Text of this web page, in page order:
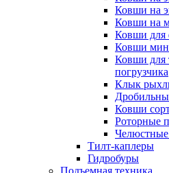
Ковши на
Ковши на
Ковши для
Ковши
Ковши для
погрузчика
Клык
Ковши
Роторные
Тилт-каплеры
Гидробуры
Подъемная техника